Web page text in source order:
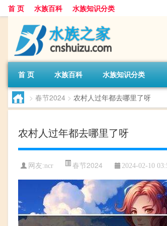
首 页 水族百科 水族知识分类
首 页 水族百科 水族知识分类
> 春节2024 > 农村人过年都去哪里了呀
农村人过年都去哪里了呀
网友:ncr 春节2024 2024-02-10